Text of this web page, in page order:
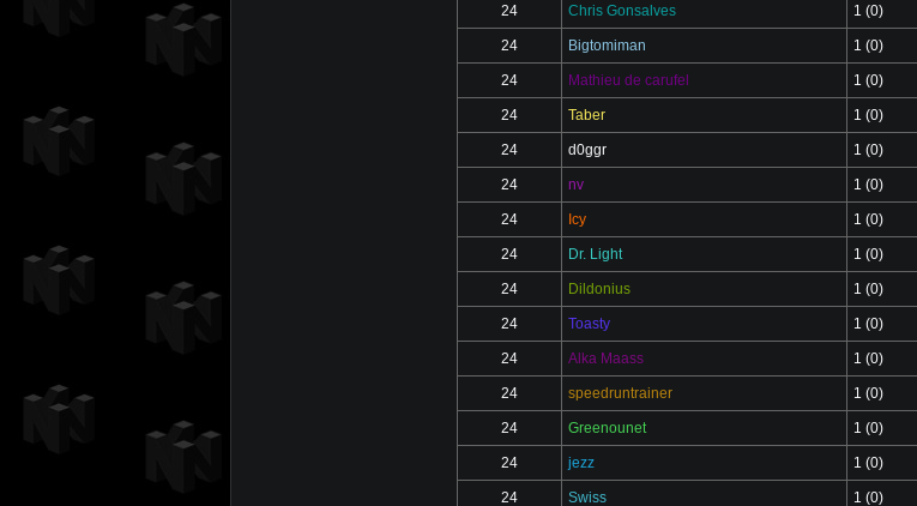
24 Chris Gonsalves 1 (0)
24 Bigtomiman 1 (0)
24 Mathieu de carufel 1 (0)
24 Taber 1 (0)
24 d0ggr 1 (0)
24 nv 1 (0)
24 Icy 1 (0)
24 Dr. Light 1 (0)
24 Dildonius 1 (0)
24 Toasty 1 (0)
24 Alka Maass 1 (0)
24 speedruntrainer 1 (0)
24 Greenounet 1 (0)
24 jezz 1 (0)
24 Swiss 1 (0)